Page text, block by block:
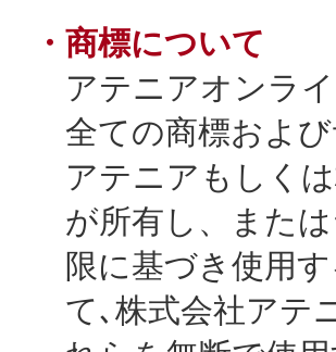
ボデ
スキン
・商標について
アテニアオンラ
全ての商標およ
アテニアもしく
が所有し、また
限に基づき使用
て､株式会社アテ